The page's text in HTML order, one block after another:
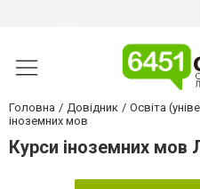
Головна Довідник Освіта
іноземних мов
Курси іноземних мов